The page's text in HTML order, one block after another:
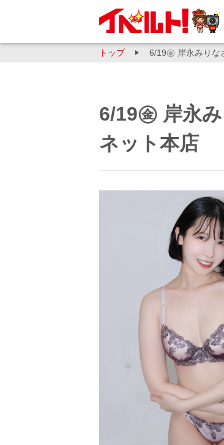
トップ 6/19㊎ 岸永みり
6/19㊎ 岸永
ネット本店